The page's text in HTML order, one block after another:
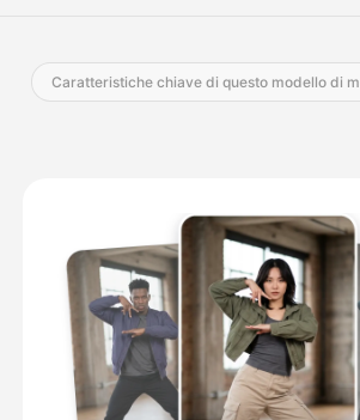
Caratteristiche chiave di questo modello di